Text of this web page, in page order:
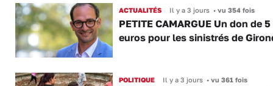
ACTUALITÉS Il y a 3 jours •vu 354 fois
PETITE CAMARGUE Un don de
euros pour les sinistrés de
POLITIQUE Il y a 3 jours •vu 361 fois